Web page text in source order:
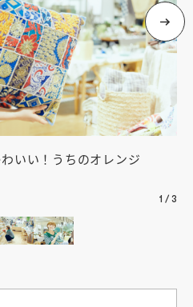
いい！うちのオレンジ
1 / 3